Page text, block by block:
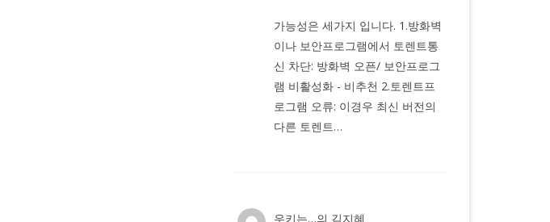
가능성은 세가지 입니다. 1.방화벽
이나 보안프로그램에서 토렌트통
신 차단: 방화벽 오픈/ 보안프로그
램 비활성화 - 비추천 2.토렌트프
로그램 오류: 이경우 최신 버전의
다른 토렌트…
우키는…의 김지혜